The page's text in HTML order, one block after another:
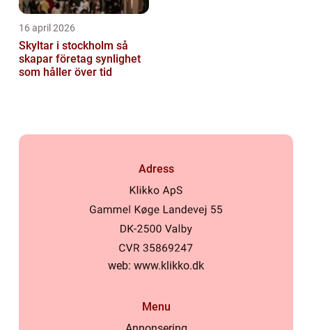
16 april 2026
Skyltar i stockholm så
skapar företag synlighet
som håller över tid
Adress
web: www.klikko.dk
Menu